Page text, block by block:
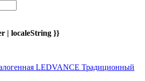
| localeString }}
LEDVANCE Традиционный